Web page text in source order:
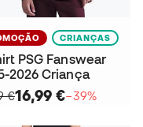
CRIANÇAS
PSG Fanswear
2026 Criança
€16,99 €−39%